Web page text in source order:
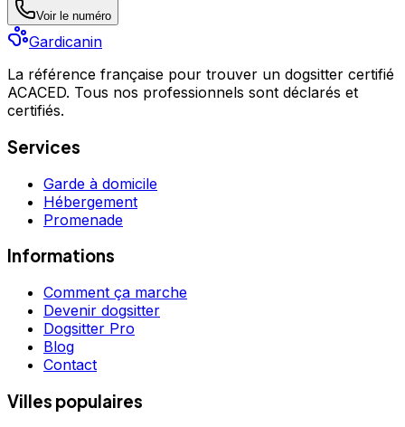
Voir le numéro
Gardicanin
La référence française pour trouver un dogsitter certifié
ACACED. Tous nos professionnels sont déclarés et
certifiés.
Services
Garde à domicile
Hébergement
Promenade
Informations
Comment ça marche
Devenir dogsitter
Dogsitter Pro
Blog
Contact
Villes populaires